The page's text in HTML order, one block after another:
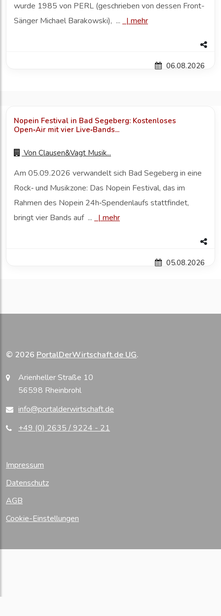
wurde 1985 von PERL (geschrieben von dessen Front-
Sänger Michael Barakowski), ...
| mehr
06.08.2026
Nopein Festival in Bad Segeberg: Kostenloses
Open‑Air mit vier Live‑Bands...
Von Clausen&Vagt Musik...
Am 05.09.2026 verwandelt sich Bad Segeberg in eine
Rock‑ und Musikzone: Das Nopein Festival, das im
Rahmen des Nopein 24h‑Spendenlaufs stattfindet,
bringt vier Bands auf ...
| mehr
05.08.2026
© 2026 PortalDerWirtschaft.de UG.
Arienheller Straße 10
56598 Rheinbrohl
info@portalderwirtschaft.de
+49 (0) 2635 / 9224 - 21
Impressum
Datenschutz
AGB
Cookie-Einstellungen